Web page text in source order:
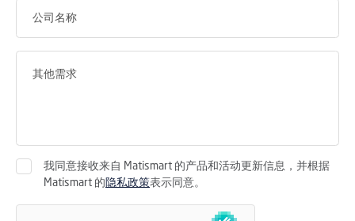
我同意接收来自 Matismart 的产品和活动更新信息，并根据
Matismart 的 隐私政策表示同意。